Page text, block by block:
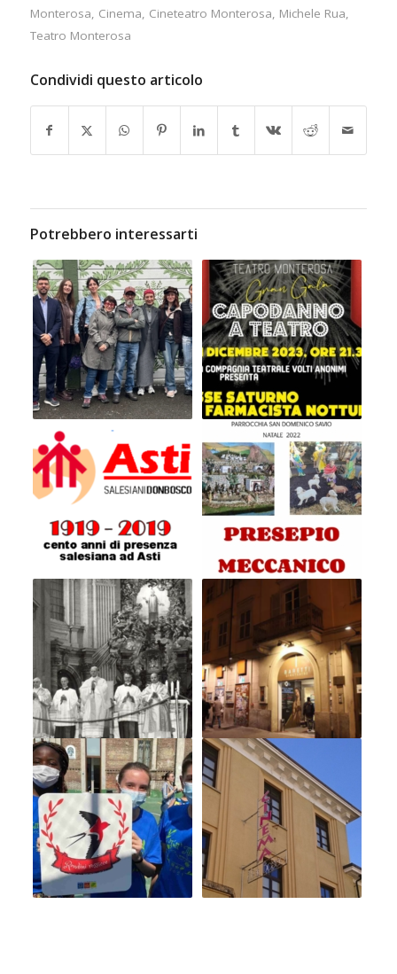
Monterosa, Cinema, Cineteatro Monterosa, Michele Rua,
Teatro Monterosa
Condividi questo articolo
Potrebbero interessarti